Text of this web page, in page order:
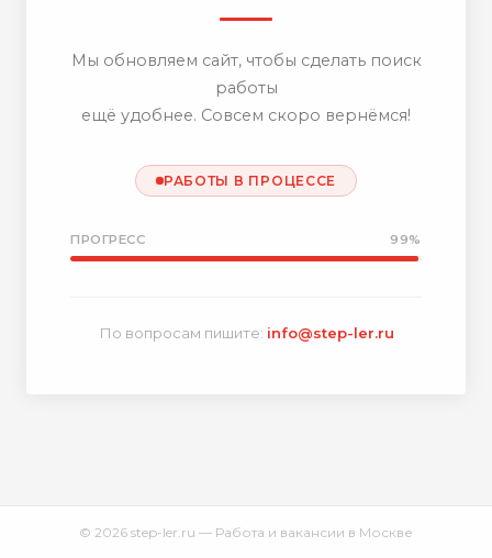
Мы обновляем сайт, чтобы сделать поиск
работы
ещё удобнее. Совсем скоро вернёмся!
РАБОТЫ В ПРОЦЕССЕ
ПРОГРЕСС 99%
По вопросам пишите: info@step-ler.ru
© 2026 step-ler.ru — Работа и вакансии в Москве